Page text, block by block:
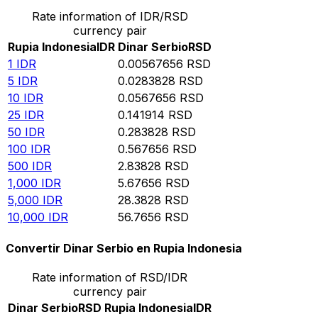
Rate information of IDR/RSD
currency pair
Rupia IndonesiaIDR Dinar SerbioRSD
1 IDR 0.00567656 RSD
5 IDR 0.0283828 RSD
10 IDR 0.0567656 RSD
25 IDR 0.141914 RSD
50 IDR 0.283828 RSD
100 IDR 0.567656 RSD
500 IDR 2.83828 RSD
1,000 IDR 5.67656 RSD
5,000 IDR 28.3828 RSD
10,000 IDR 56.7656 RSD
Convertir Dinar Serbio en Rupia Indonesia
Rate information of RSD/IDR
currency pair
Dinar SerbioRSD Rupia IndonesiaIDR